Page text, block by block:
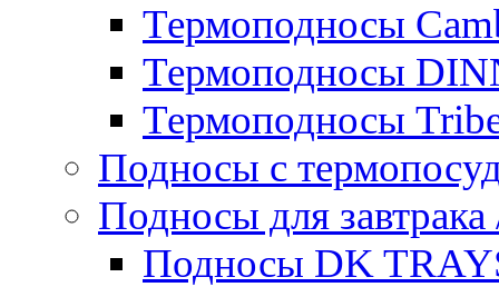
Термоподносы
Термоподносы
Термоподносы
Подносы с
Подносы для завтрака
Подносы DK